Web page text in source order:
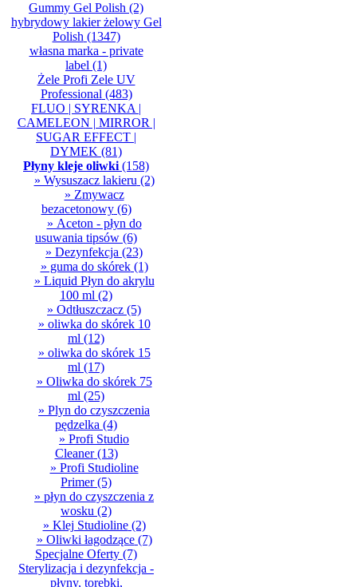
Gummy Gel Polish (2)
hybrydowy lakier żelowy Gel
Polish (1347)
własna marka - private
label (1)
Żele Profi Zele UV
Professional (483)
FLUO | SYRENKA |
CAMELEON | MIRROR |
SUGAR EFFECT |
DYMEK (81)
Płyny kleje oliwki (158)
» Wysuszacz lakieru (2)
» Zmywacz
bezacetonowy(6)
» Aceton - płyn do
usuwania tipsów (6)
» Dezynfekcja (23)
» guma do skórek(1)
» Liquid Płyn do akrylu
100 ml (2)
» Odtłuszczacz (5)
» oliwka do skórek 10
ml (12)
» oliwka do skórek 15
ml (17)
» Oliwka do skórek 75
ml (25)
» Plyn do czyszczenia
pędzelka (4)
» Profi Studio
Cleaner(13)
» Profi Studioline
Primer(5)
» płyn do czyszczenia z
wosku (2)
» Klej Studioline(2)
» Oliwki łagodzące(7)
Specjalne Oferty (7)
Sterylizacja i dezynfekcja -
płyny, torebki,